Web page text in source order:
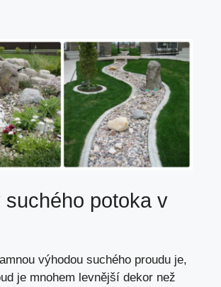
suchého potoka v
výhodou suchého proudu je,
je mnohem levnější dekor než